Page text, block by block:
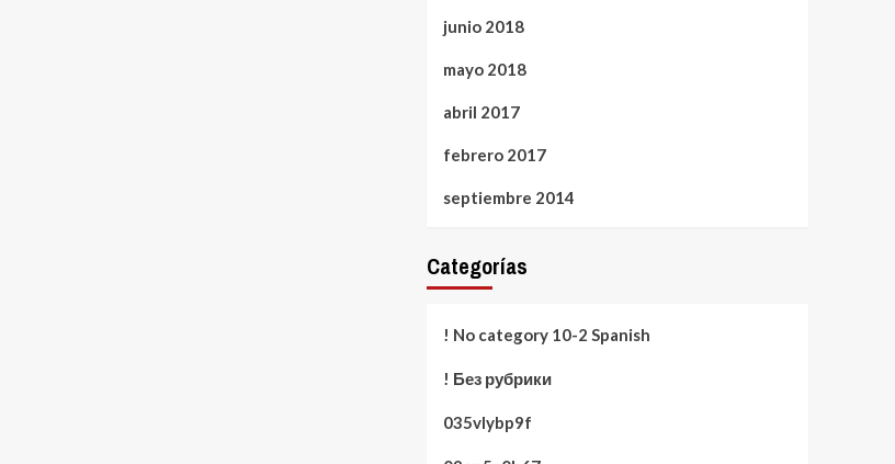
junio 2018
mayo 2018
abril 2017
febrero 2017
septiembre 2014
Categorías
! No category 10-2 Spanish
! Без рубрики
035vlybp9f